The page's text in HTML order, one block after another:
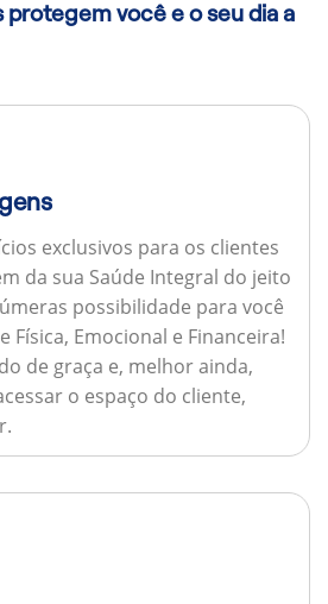
protegem você e o seu dia a
exclusivos para os clientes
da sua Saúde Integral do jeito
possibilidade para você
Física, Emocional e Financeira!
de graça e, melhor ainda,
o espaço do cliente,